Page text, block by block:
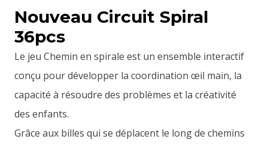
Nouveau Circuit Spiral
36pcs
Le jeu Chemin en spirale est un ensemble interactif
conçu pour développer la coordination œil main, la
capacité à résoudre des problèmes et la créativité
des enfants.
Grâce aux billes qui se déplacent le long de chemins